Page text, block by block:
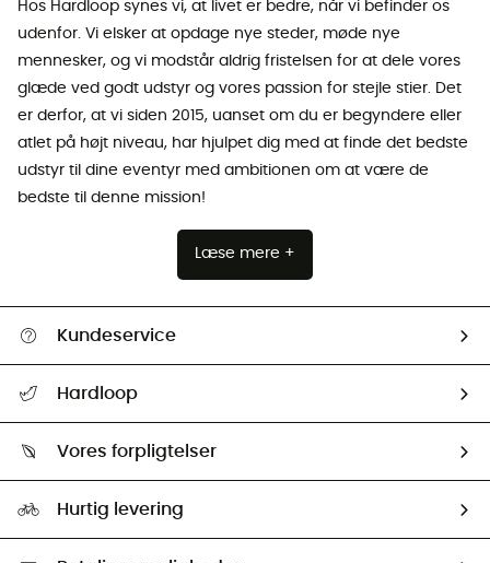
Hos Hardloop synes vi, at livet er bedre, når vi befinder os
udenfor. Vi elsker at opdage nye steder, møde nye
mennesker, og vi modstår aldrig fristelsen for at dele vores
glæde ved godt udstyr og vores passion for stejle stier. Det
er derfor, at vi siden 2015, uanset om du er begyndere eller
atlet på højt niveau, har hjulpet dig med at finde det bedste
udstyr til dine eventyr med ambitionen om at være de
bedste til denne mission!
Læse mere +
Kundeservice
Returnering & Tilbagebetaling
Hardloop
Our ambassadors
Vores forpligtelser
Second hand
HardGreen Udvalg
Hurtig levering